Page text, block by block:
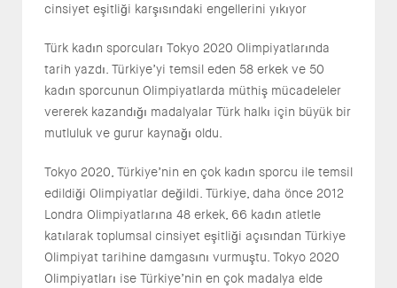
cinsiyet eşitliği karşısındaki engellerini yıkıyor
Türk kadın sporcuları Tokyo 2020 Olimpiyatlarında
tarih yazdı. Türkiye’yi temsil eden 58 erkek ve 50
kadın sporcunun Olimpiyatlarda müthiş mücadeleler
vererek kazandığı madalyalar Türk halkı için büyük bir
mutluluk ve gurur kaynağı oldu.
Tokyo 2020, Türkiye’nin en çok kadın sporcu ile temsil
edildiği Olimpiyatlar değildi. Türkiye, daha önce 2012
Londra Olimpiyatlarına 48 erkek, 66 kadın atletle
katılarak toplumsal cinsiyet eşitliği açısından Türkiye
Olimpiyat tarihine damgasını vurmuştu. Tokyo 2020
Olimpiyatları ise Türkiye’nin en çok madalya elde